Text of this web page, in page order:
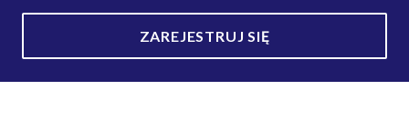
ZAREJESTRUJ SIĘ